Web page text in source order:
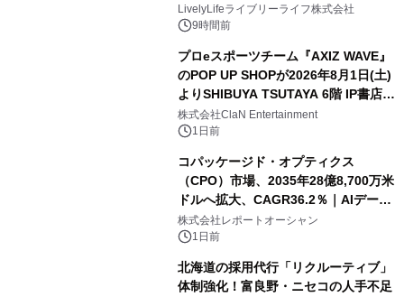
LivelyLifeライブリーライフ株式会社
9時間前
プロeスポーツチーム『AXIZ WAVE』
のPOP UP SHOPが2026年8月1日(土)
よりSHIBUYA TSUTAYA 6階 IP書店で
開催決定！！
株式会社ClaN Entertainment
1日前
コパッケージド・オプティクス
（CPO）市場、2035年28億8,700万米
ドルへ拡大、CAGR36.2％｜AIデータ
センター・高速光通信需要が成長を加
速
株式会社レポートオーシャン
1日前
北海道の採用代行「リクルーティブ」
体制強化！富良野・ニセコの人手不足